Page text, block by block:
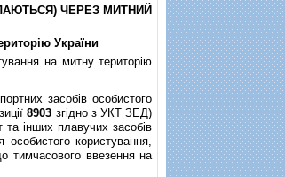
ЧЕРЕЗ МИТНИЙ
України
на митну територiю
засобiв особистого
8903 згiдно з УКТ ЗЕД)
та iнших плавучих засобiв
користування,
тимчасового ввезення на